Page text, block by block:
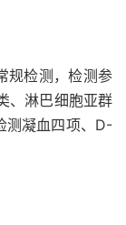
检测，检测参
、淋巴细胞亚群
测凝血四项、D-